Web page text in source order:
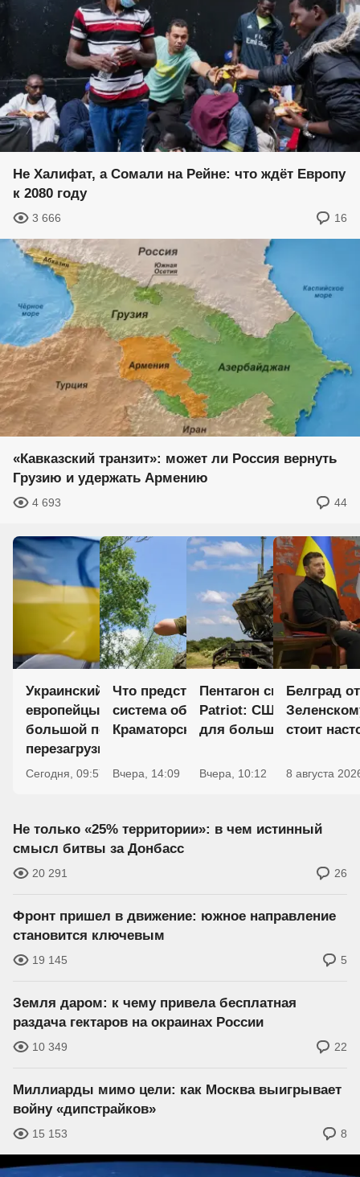
Не Халифат, а Сомали на Рейне: что ждёт Европу
к 2080 году
3 666 16
«Кавказский транзит»: может ли Россия вернуть
Грузию и удержать Армению
4 693 44
Украинский капкан для ЕС:
европейцы готовятся к
большой политической
перезагрузке
Сегодня, 09:57 0
Что представляет собой
система обороны Славянско–
Краматорской агломерации
Вчера, 14:09 4
Пентагон скрывает
Patriot: США берегут
для большой войны
Вчера, 10:12
Белград
стоит
8 августа
Не только «25% территории»: в чем истинный
смысл битвы за Донбасс
20 291 26
Фронт пришел в движение: южное направление
становится ключевым
19 145 5
Земля даром: к чему привела бесплатная
раздача гектаров на окраинах России
10 349 22
Миллиарды мимо цели: как Москва выигрывает
войну «дипстрайков»
15 153 8